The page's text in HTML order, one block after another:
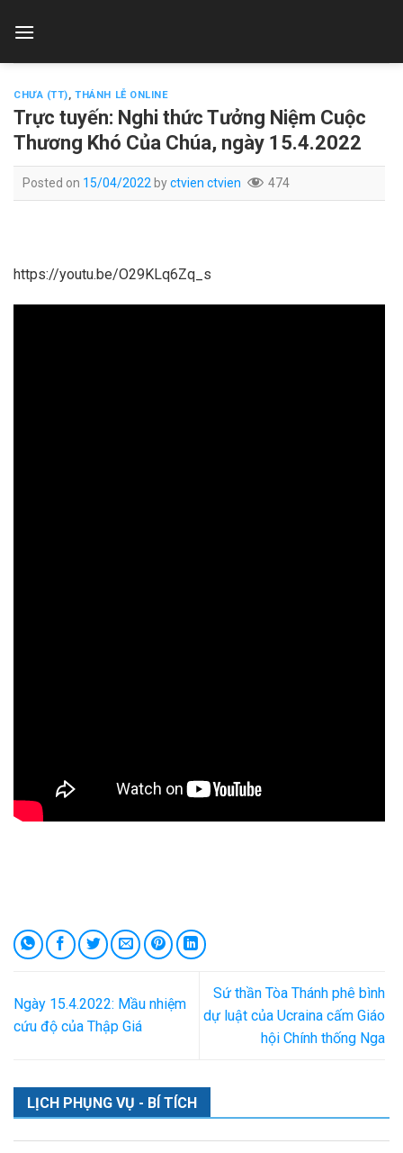
CHƯA (TT),THÁNH LỄ ONLINE
Trực tuyến: Nghi thức Tưởng Niệm Cuộc
Thương Khó Của Chúa, ngày 15.4.2022
Posted on 15/04/2022 byctvien ctvien 474
https://youtu.be/O29KLq6Zq_s
Ngày 15.4.2022: Mầu nhiệm
cứu độ của Thập Giá
Sứ thần Tòa Thánh phê bình
dự luật của Ucraina cấm Giáo
hội Chính thống Nga
LỊCH PHỤNG VỤ - BÍ TÍCH